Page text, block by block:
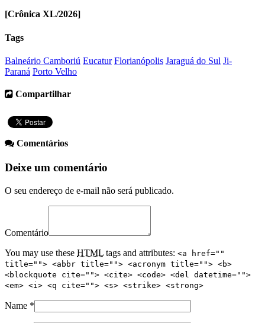
[Crônica XL/2026]
Tags
Balneário Camboriú Eucatur Florianópolis Jaraguá do Sul Ji-
Paraná Porto Velho
Compartilhar
Comentários
Deixe um comentário
O seu endereço de e-mail não será publicado.
Comentário
You may use these HTML tags and attributes: <a href=""
title=""> <abbr title=""> <acronym title=""> <b>
<blockquote cite=""> <cite> <code> <del datetime="">
<em> <i> <q cite=""> <s> <strike> <strong>
Name *